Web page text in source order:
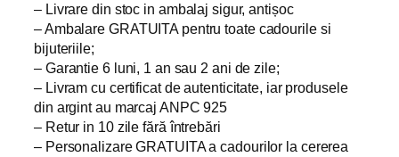
– Livrare din stoc in ambalaj sigur, antișoc
– Ambalare GRATUITA pentru toate cadourile si
bijuteriile;
– Garantie 6 luni, 1 an sau 2 ani de zile;
– Livram cu certificat de autenticitate, iar produsele
din argint au marcaj ANPC 925
– Retur in 10 zile fără întrebări
– Personalizare GRATUITA a cadourilor la cererea